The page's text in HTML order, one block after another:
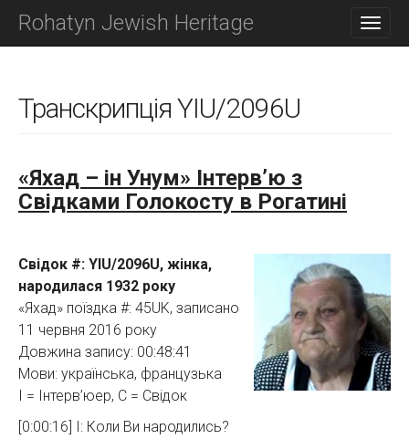
Rohatyn Jewish Heritage
Транскрипція YIU/2096U
«Яхад – ін Унум» Інтерв’ю з
Свідками Голокосту в Рогатині
Свідок #: YIU/2096U, жінка,
народилася 1932 року
«Яхад» поїздка #: 45UK, записано
11 червня 2016 року
Довжина запису: 00:48:41
Мови: українська, французька
І = Інтерв’юер, С = Свідок
[0:00:16] І: Коли Ви народились?